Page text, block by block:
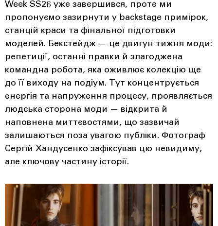
Week SS26 уже завершився, проте ми
пропонуємо зазирнути у backstage примірок,
станцій краси та фінальної підготовки
моделей. Бекстейдж — це двигун тижня моди:
репетиції, останні правки й злагоджена
командна робота, яка оживлює колекцію ще
до її виходу на подіум. Тут концентрується
енергія та напруження процесу, проявляється
людська сторона моди — відкрита й
наповнена миттєвостями, що зазвичай
залишаються поза увагою публіки. Фотограф
Сергій Хандусенко зафіксував цю невидиму,
але ключову частину історії.